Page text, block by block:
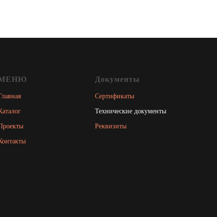
Документы
Сертификаты
Технические документы
Реквизиты